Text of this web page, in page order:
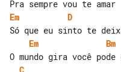
Em
D
Em
Bm